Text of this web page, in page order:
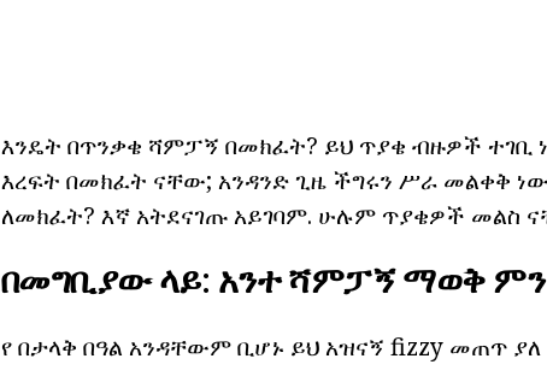
እንዴት በጥንቃቄ ሻምፓኝ በመክፈት? ይህ ጥያቄ ብዙዎች ተገቢ
እረፍት በመክፈት ናቸው; አንዳንድ ጊዜ ችግሩን ሥራ መልቀቅ
ለመክፈት? እኛ አትደናገጡ አይገባም. ሁሉም ጥያቄዎች መልስ
በመግቢያው ላይ: አንተ ሻምፓኝ ማወቅ ምን
የ በታላቅ በዓል አንዳቸውም ቢሆኑ ይህ አዝናኝ fizzy መጠጥ